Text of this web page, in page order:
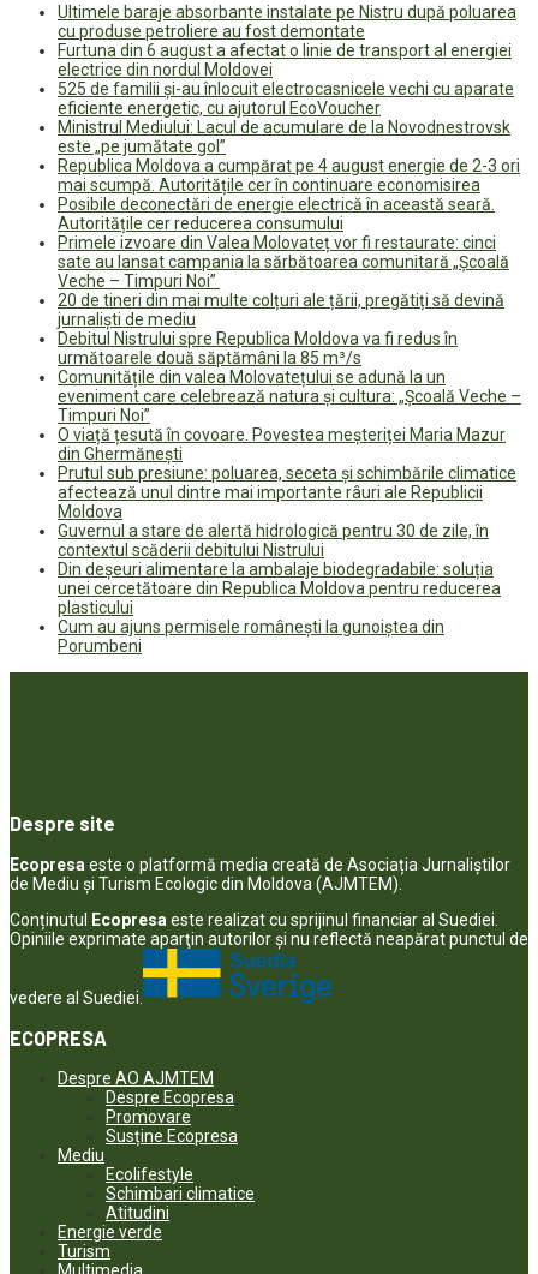
Ultimele baraje absorbante instalate pe Nistru după poluarea
cu produse petroliere au fost demontate
Furtuna din 6 august a afectat o linie de transport al energiei
electrice din nordul Moldovei
525 de familii și-au înlocuit electrocasnicele vechi cu aparate
eficiente energetic, cu ajutorul EcoVoucher
Ministrul Mediului: Lacul de acumulare de la Novodnestrovsk
este „pe jumătate gol”
Republica Moldova a cumpărat pe 4 august energie de 2-3 ori
mai scumpă. Autoritățile cer în continuare economisirea
Posibile deconectări de energie electrică în această seară.
Autoritățile cer reducerea consumului
Primele izvoare din Valea Molovateț vor fi restaurate: cinci
sate au lansat campania la sărbătoarea comunitară „Școală
Veche – Timpuri Noi”
20 de tineri din mai multe colțuri ale țării, pregătiți să devină
jurnaliști de mediu
Debitul Nistrului spre Republica Moldova va fi redus în
următoarele două săptămâni la 85 m³/s
Comunitățile din valea Molovatețului se adună la un
eveniment care celebrează natura și cultura: „Școală Veche –
Timpuri Noi”
O viață țesută în covoare. Povestea meșteriței Maria Mazur
din Ghermănești
Prutul sub presiune: poluarea, seceta și schimbările climatice
afectează unul dintre mai importante râuri ale Republicii
Moldova
Guvernul a stare de alertă hidrologică pentru 30 de zile, în
contextul scăderii debitului Nistrului
Din deșeuri alimentare la ambalaje biodegradabile: soluția
unei cercetătoare din Republica Moldova pentru reducerea
plasticului
Cum au ajuns permisele românești la gunoiștea din
Porumbeni
Despre site
Ecopresa este o platformă media creată de Asociația Jurnaliștilor
de Mediu și Turism Ecologic din Moldova (AJMTEM).
Conținutul Ecopresa este realizat cu sprijinul financiar al Suediei.
Opiniile exprimate aparţin autorilor şi nu reflectă neapărat punctul de
vedere al Suediei.
ECOPRESA
Despre AO AJMTEM
Despre Ecopresa
Promovare
Susține Ecopresa
Mediu
Ecolifestyle
Schimbari climatice
Atitudini
Energie verde
Turism